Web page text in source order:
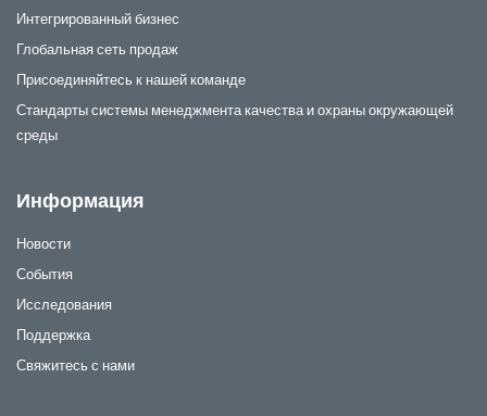
Интегрированный бизнес
Глобальная сеть продаж
Присоединяйтесь к нашей команде
Стандарты системы менеджмента качества и охраны окружающей
среды
Информация
Новости
События
Исследования
Поддержка
Свяжитесь с нами